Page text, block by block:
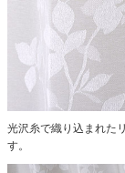
光沢糸で織り込まれた
す。